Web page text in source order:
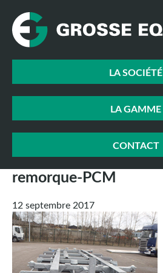
LA SOCIÉTÉ
LA GAMME
CONTACT
remorque-PCM
12 septembre 2017